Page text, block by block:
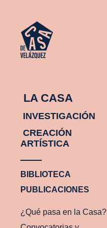
LA CASA
INVESTIGACIÓN
CREACIÓN
ARTÍSTICA
BIBLIOTECA
PUBLICACIONES
¿Qué pasa en la Casa?